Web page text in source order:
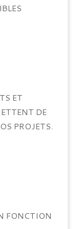
ET
DE
PROJETS.
FONCTION